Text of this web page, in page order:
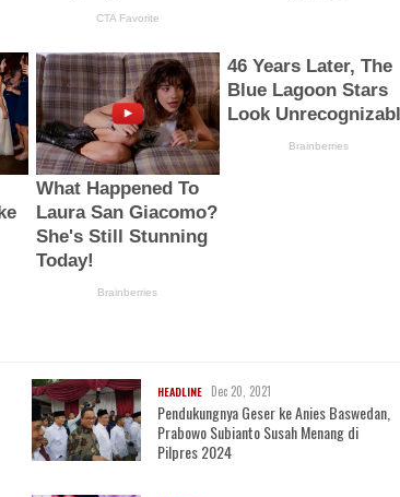
HEADLINE Dec 20, 2021
Pendukungnya Geser ke Anies Baswedan,
Prabowo Subianto Susah Menang di
Pilpres 2024